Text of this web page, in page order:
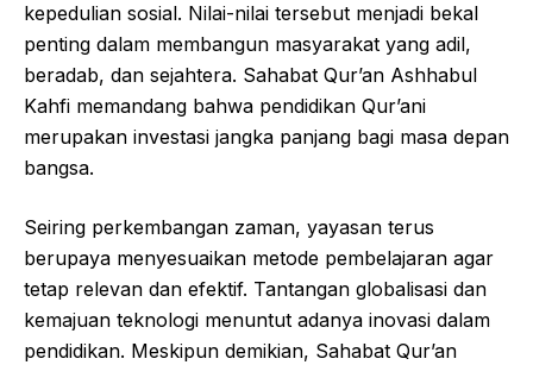
kepedulian sosial. Nilai-nilai tersebut menjadi bekal
penting dalam membangun masyarakat yang adil,
beradab, dan sejahtera. Sahabat Qur’an Ashhabul
Kahfi memandang bahwa pendidikan Qur’ani
merupakan investasi jangka panjang bagi masa depan
bangsa.
Seiring perkembangan zaman, yayasan terus
berupaya menyesuaikan metode pembelajaran agar
tetap relevan dan efektif. Tantangan globalisasi dan
kemajuan teknologi menuntut adanya inovasi dalam
pendidikan. Meskipun demikian, Sahabat Qur’an